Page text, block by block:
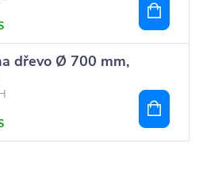
dřevo Ø 700 mm,